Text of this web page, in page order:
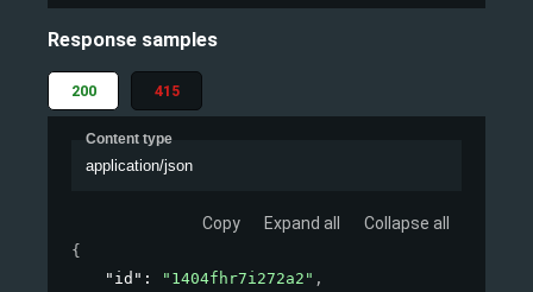
Response samples
200 415
Content type
application/json
Copy Expand all Collapse all
{
"id" : "1404fhr7i272a2" ,